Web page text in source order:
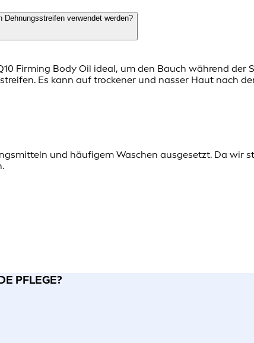
verwendet werden?
Firming Body Oil ideal, um den Bauch während
Es kann auf trockener und nasser Haut nach
und häufigem Waschen ausgesetzt. Da wir
PFLEGE?